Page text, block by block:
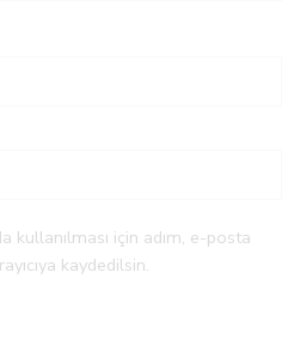
kullanılması için adım, e-posta
kaydedilsin.